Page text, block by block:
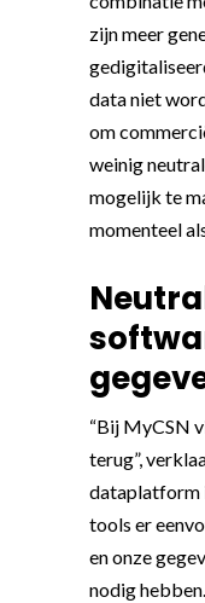
zijn meer
data niet
om
weinig
mogelijk te
momenteel
“Bij MyCSN
terug”,
dataplatform
tools er
en onze
nodig